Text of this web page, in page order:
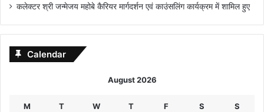
कलेक्टर श्री जन्मेजय महोबे कैरियर मार्गदर्शन एवं काउंसलिंग कार्यक्रम में शामिल हुए
Calendar
August 2026
M T W T F S S